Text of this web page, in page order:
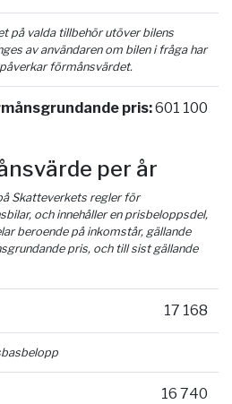
på valda tillbehör utöver bilens
av användaren om bilen i fråga har
förmånsvärdet.
pris:601 100
per år
Skatteverkets regler för
och innehåller en prisbeloppsdel,
beroende på inkomstår, gällande
pris, och till sist gällande
17 168
16 740